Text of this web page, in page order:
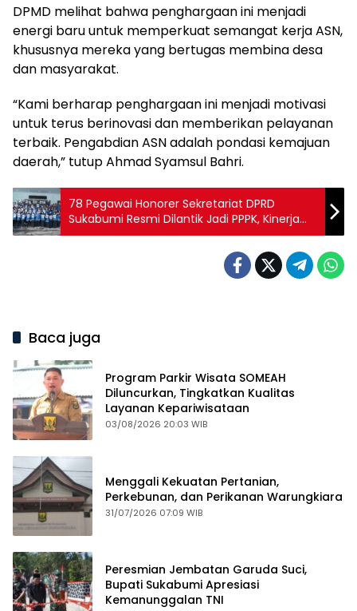
DPMD melihat bahwa penghargaan ini menjadi
energi baru untuk memperkuat semangat kerja ASN,
khususnya mereka yang bertugas membina desa
dan masyarakat.
“Kami berharap penghargaan ini menjadi motivasi
untuk terus berinovasi dan memberikan pelayanan
terbaik. Pengabdian ASN adalah pondasi kemajuan
daerah,” tutup Ahmad Syamsul Bahri.
78 Pegawai Honorer Sekretariat DPRD
Sukabumi Resmi Dilantik Jadi PPPK, Kinerja
Kedewanan Dipastikan Makin Kuat
Baca juga
Program Parkir Wisata SOMEAH
Diluncurkan, Tingkatkan Kualitas
Layanan Kepariwisataan
03/08/2026 20:03 WIB
Menggali Kekuatan Pertanian,
Perkebunan, dan Perikanan Warungkiara
31/07/2026 07:09 WIB
Peresmian Jembatan Garuda Suci,
Bupati Sukabumi Apresiasi
Kemanunggalan TNI